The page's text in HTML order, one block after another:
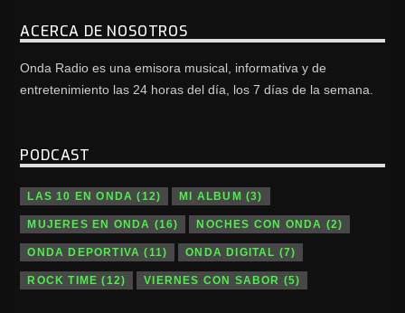
ACERCA DE NOSOTROS
Onda Radio es una emisora musical, informativa y de
entretenimiento las 24 horas del día, los 7 días de la semana.
PODCAST
LAS 10 EN ONDA (12) MI ALBUM (3)
MUJERES EN ONDA (16) NOCHES CON ONDA (2)
ONDA DEPORTIVA (11) ONDA DIGITAL (7)
ROCK TIME (12) VIERNES CON SABOR (5)